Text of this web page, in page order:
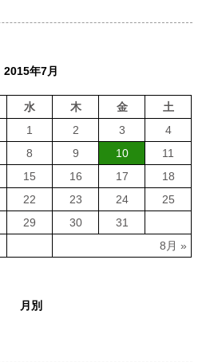
2015年7月
水 木 金 土
8月 »
1 2 3
4
8 9 10
11
15 16 17
18
22 23 24
25
29 30 31
月別